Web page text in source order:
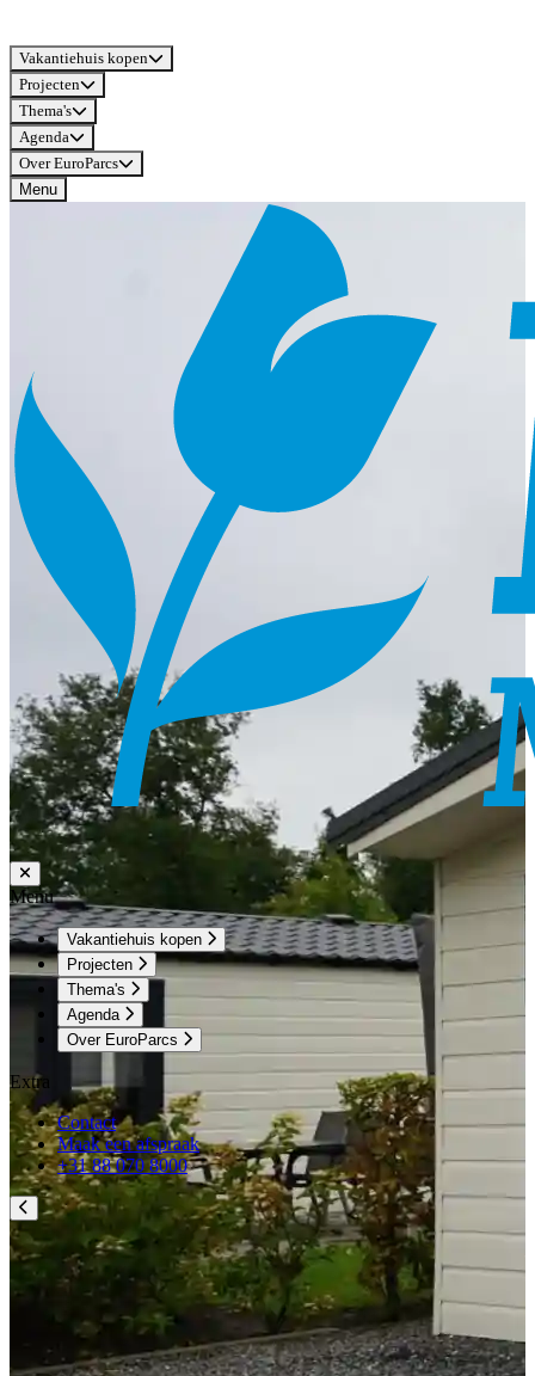
Vakantiehuis kopen
Projecten
Thema's
Agenda
Over EuroParcs
Menu
Menu
Vakantiehuis kopen
Projecten
Thema's
Agenda
Over EuroParcs
Extra
Contact
Maak een afspraak
+31 88 070 8000